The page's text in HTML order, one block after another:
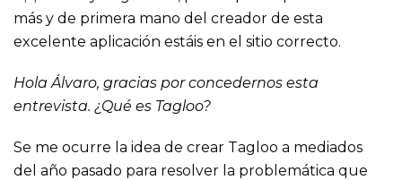
más y de primera mano del creador de esta
excelente aplicación estáis en el sitio correcto.
Hola Álvaro, gracias por concedernos esta
entrevista. ¿Qué es Tagloo?
Se me ocurre la idea de crear Tagloo a mediados
del año pasado para resolver la problemática que